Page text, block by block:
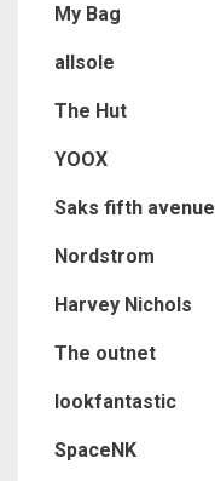
My Bag
allsole
The Hut
YOOX
Saks fifth avenue
Nordstrom
Harvey Nichols
The outnet
lookfantastic
SpaceNK